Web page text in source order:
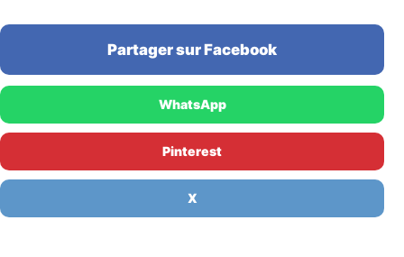
Partager sur Facebook
WhatsApp
Pinterest
X